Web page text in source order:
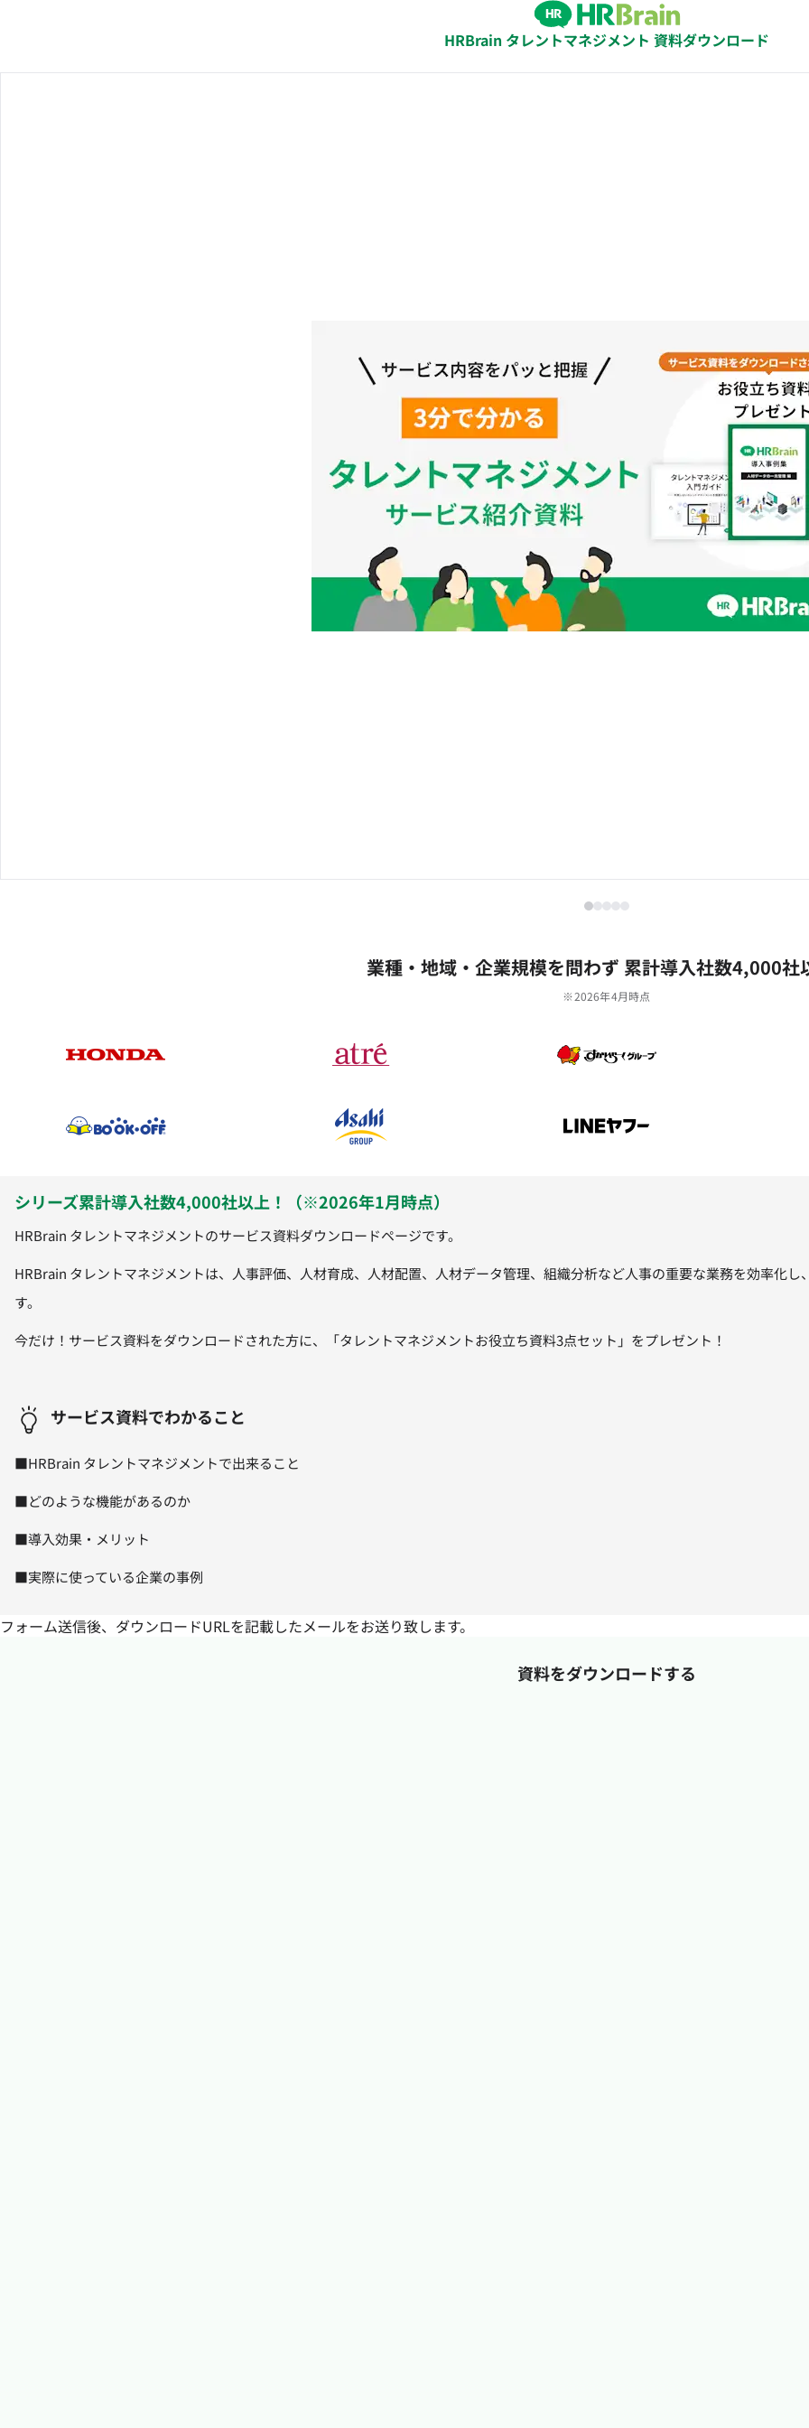
HRBrain タレントマネジメント 資料ダウンロード
業種‧地域‧企業規模を問わず 累計導⼊社数4,000社
※2026年4月時点
シリーズ累計導入社数4,000社以上！（※2026年1月時点）
HRBrain タレントマネジメントのサービス資料ダウンロードページです。
HRBrain タレントマネジメントは、人事評価、人材育成、人材配置、人材データ管理、組織分析など人事の重要な業務を効率化
す。
今だけ！サービス資料をダウンロードされた方に、「タレントマネジメントお役立ち資料3点セット」をプレゼント！
サービス資料でわかること
■HRBrain タレントマネジメントで出来ること
■どのような機能があるのか
■導入効果・メリット
■実際に使っている企業の事例
フォーム送信後、ダウンロードURLを記載したメールをお送り致します。
資料をダウンロードする